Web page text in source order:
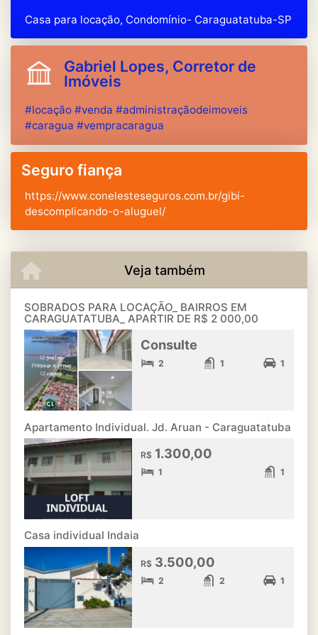
Casa para locação, Condomínio- Caraguatatuba-SP
Gabriel Lopes, Corretor de
Imóveis
#locação #venda #administraçãodeimoveis
#caragua #vempracaragua
Seguro fiança
https://www.conelesteseguros.com.br/gibi-
descomplicando-o-aluguel/
Veja também
SOBRADOS PARA LOCAÇÃO_ BAIRROS EM
CARAGUATATUBA_ APARTIR DE R$ 2 000,00
Consulte
2 1 1
Apartamento Individual. Jd. Aruan - Caraguatatuba
R$ 1.300,00
1 1
Casa individual Indaia
R$ 3.500,00
2 2 1